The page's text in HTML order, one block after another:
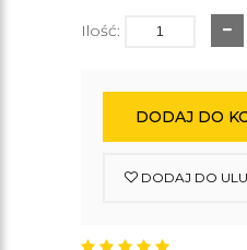
Ilość:
DODAJ DO
DODAJ DO